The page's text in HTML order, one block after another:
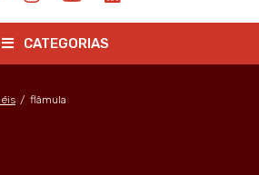
CATEGORIAS
/ flâmula